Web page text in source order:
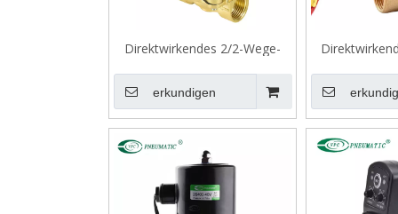
Direktwirkendes 2/2-Wege-
große Öffnung, DIN-Typ
erkundigen
(kleine